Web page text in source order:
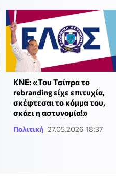
ΚΝΕ: «Του Τσίπρα το
rebranding είχε επιτυχία,
σκέφτεσαι το κόμμα του,
σκάει η αστυνομία!»
Πολιτική 27.05.2026 18:37